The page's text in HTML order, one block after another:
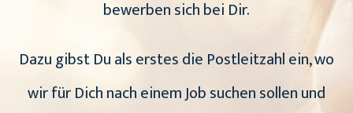
bewerben sich bei Dir.
Dazu gibst Du als erstes die Postleitzahl ein, wo
wir für Dich nach einem Job suchen sollen und